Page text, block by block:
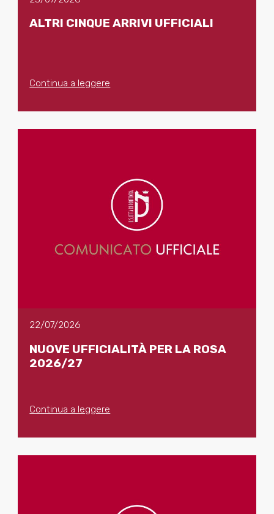
ALTRI CINQUE ARRIVI UFFICIALI
Continua a leggere
22/07/2026
NUOVE UFFICIALITÀ PER LA ROSA
2026/27
Continua a leggere